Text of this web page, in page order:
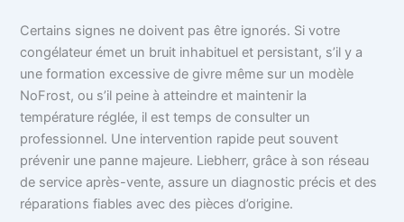
Certains signes ne doivent pas être ignorés. Si votre
congélateur émet un bruit inhabituel et persistant, s’il y a
une formation excessive de givre même sur un modèle
NoFrost, ou s’il peine à atteindre et maintenir la
température réglée, il est temps de consulter un
professionnel. Une intervention rapide peut souvent
prévenir une panne majeure. Liebherr, grâce à son réseau
de service après-vente, assure un diagnostic précis et des
réparations fiables avec des pièces d’origine.